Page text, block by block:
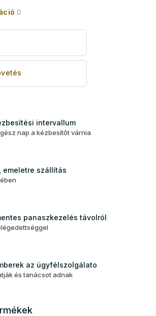
intervallum
nap a kézbesítőt várnia
emeletre szállítás
panaszkezelés távolról
az ügyfélszolgálato
és tanácsot adnak